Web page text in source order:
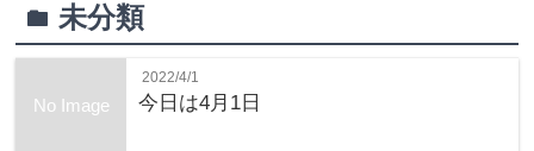
folder未分類
No Image
2022/4/1
今日は4月1日